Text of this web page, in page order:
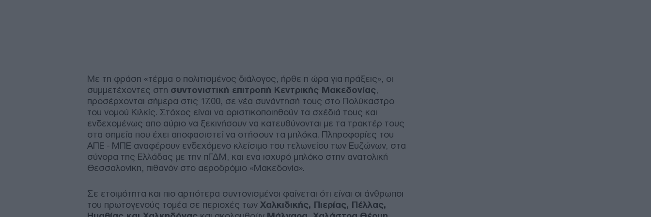
Με τη φράση «τέρμα ο πολιτισμένος διάλογος, ήρθε η ώρα για πράξεις», οι
συμμετέχοντες στη συντονιστική επιτροπή Κεντρικής Μακεδονίας,
προσέρχονται σήμερα στις 17.00, σε νέα συνάντησή τους στο Πολύκαστρο
του νομού Κιλκίς. Στόχος είναι να οριστικοποιηθούν τα σχέδιά τους και
ενδεχομένως απο αύριο να ξεκινήσουν να κατευθύνονται με τα τρακτέρ τους
στα σημεία που έχει αποφασιστεί να στήσουν τα μπλόκα. Πληροφορίες του
ΑΠΕ - ΜΠΕ αναφέρουν ενδεχόμενο κλείσιμο του τελωνείου των Ευζώνων, στα
σύνορα της Ελλάδας με την πΓΔΜ, και ενα ισχυρό μπλόκο στην ανατολική
Θεσσαλονίκη, πιθανόν στο αεροδρόμιο «Μακεδονία».
Σε ετοιμότητα και πιο αρτιότερα συντονισμένοι φαίνεται ότι είναι οι άνθρωποι
του πρωτογενούς τομέα σε περιοχές των Χαλκιδικής, Πιερίας, Πέλλας,